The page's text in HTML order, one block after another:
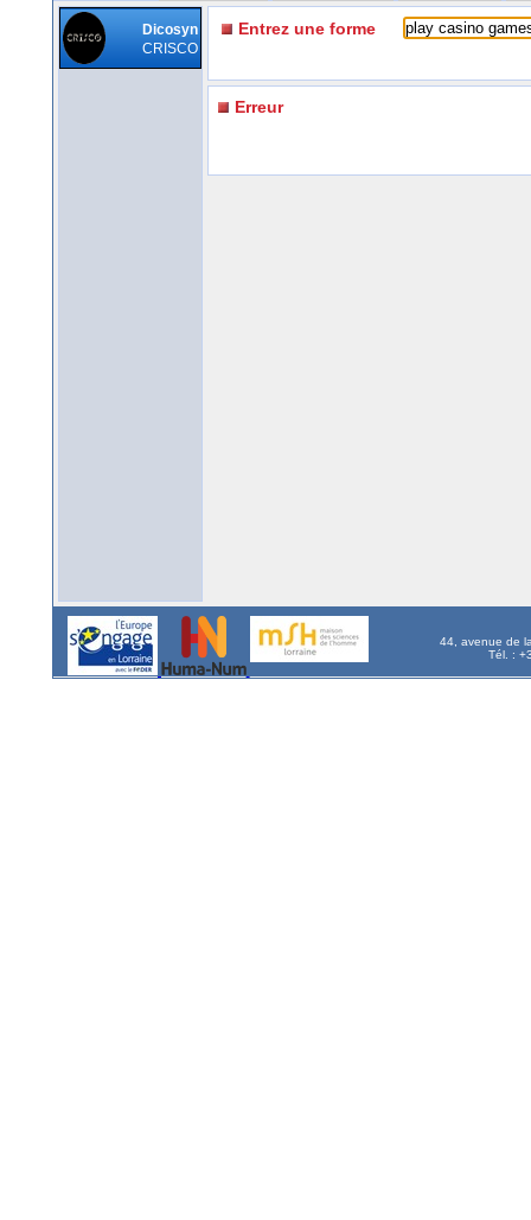
Dicosyn
CRISCO
Entrez une forme
Erreur
44, avenue de
Tél. :